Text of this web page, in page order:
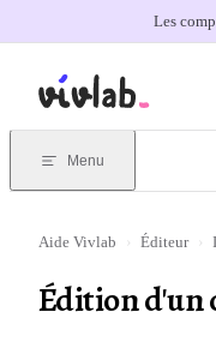
Les
Menu
Aide Vivlab › Éditeur ›
Édition d'un